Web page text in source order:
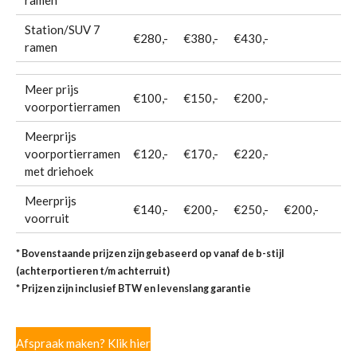
Station/SUV 7
ramen
€280,- €380,- €430,-
Meer prijs
voorportierramen
€100,- €150,- €200,-
Meerprijs
voorportierramen
met driehoek
€120,- €170,- €220,-
Meerprijs
voorruit
€140,- €200,- €250,- €200,-
* Bovenstaande prijzen zijn gebaseerd op vanaf de b-stijl
(achterportieren t/m achterruit)
* Prijzen zijn inclusief BTW en levenslang garantie
Afspraak maken? Klik hier